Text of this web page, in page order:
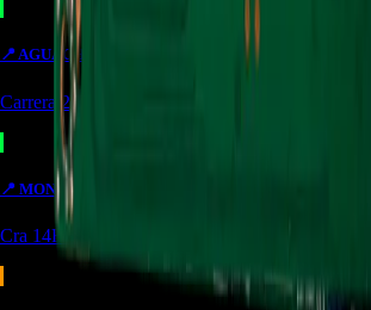
📍AGUACHICA
Carrera 24 #8-10 local 2 Potozí Aguachica, Cesar
📍 MONTERIA
Cra 14F #44-36 Urbanización Portal de Almeria